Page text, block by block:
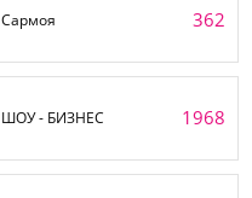
Сармоя 362
ШОУ - БИЗНЕС 1968